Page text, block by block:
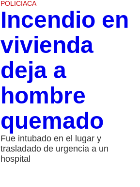
POLICIACA
Incendio en
vivienda
deja a
hombre
quemado
Fue intubado en el lugar y
trasladado de urgencia a un
hospital